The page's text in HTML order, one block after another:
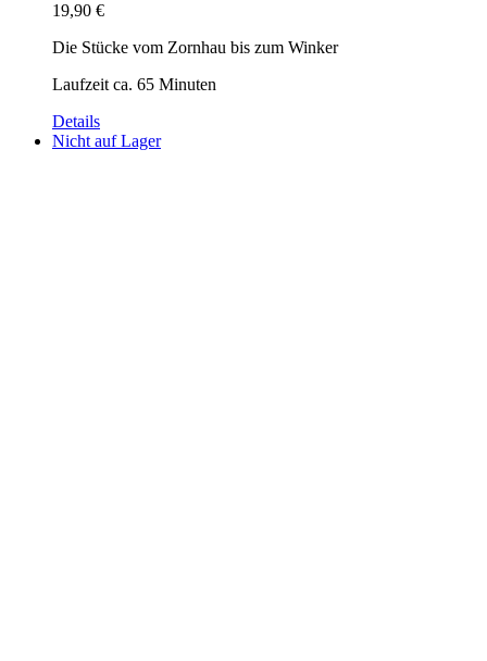
19,90 €
Die Stücke vom Zornhau bis zum Winker
Laufzeit ca. 65 Minuten
Details
Nicht auf Lager